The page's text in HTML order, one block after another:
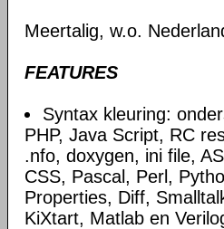
Meertalig, w.o.
FEATURES
Syntax kleuring:
PHP, Java Script, RC
.nfo, doxygen, ini file,
CSS, Pascal, Perl,
Properties, Diff,
KiXtart, Matlab en